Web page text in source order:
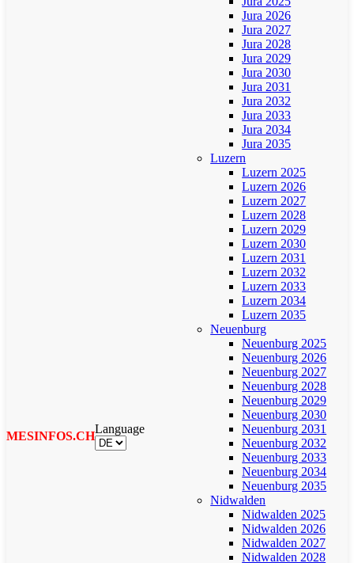
MESINFOS.CH
Language
Jura 2026
Jura 2027
Jura 2028
Jura 2029
Jura 2030
Jura 2031
Jura 2032
Jura 2033
Jura 2034
Jura 2035
Luzern
Luzern 2025
Luzern 2026
Luzern 2027
Luzern 2028
Luzern 2029
Luzern 2030
Luzern 2031
Luzern 2032
Luzern 2033
Luzern 2034
Luzern 2035
Neuenburg
Neuenburg 2025
Neuenburg 2026
Neuenburg 2027
Neuenburg 2028
Neuenburg 2029
Neuenburg 2030
Neuenburg 2031
Neuenburg 2032
Neuenburg 2033
Neuenburg 2034
Neuenburg 2035
Nidwalden
Nidwalden 2025
Nidwalden 2026
Nidwalden 2027
Nidwalden 2028